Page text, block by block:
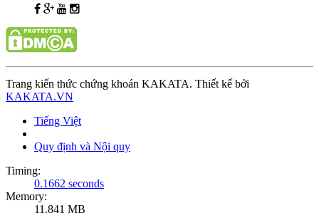
Trang kiến thức chứng khoán KAKATA. Thiết kế bởi
KAKATA.VN
Tiếng Việt
Quy định và Nội quy
Timing:
0.1662 seconds
Memory:
11.841 MB